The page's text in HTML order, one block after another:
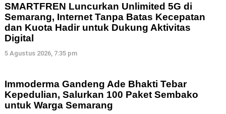
SMARTFREN Luncurkan Unlimited 5G di
Semarang, Internet Tanpa Batas Kecepatan
dan Kuota Hadir untuk Dukung Aktivitas
Digital
5 Agustus 2026, 7:35 pm
Immoderma Gandeng Ade Bhakti Tebar
Kepedulian, Salurkan 100 Paket Sembako
untuk Warga Semarang